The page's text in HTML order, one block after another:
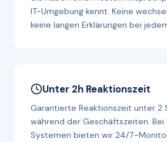
IT-Umgebung kennt. Keine
keine langen Erklärungen bei
Unter 2h Reaktionszeit
Garantierte Reaktionszeit unter 2
während der Geschäftszeiten. Bei
Systemen bieten wir 24/7-